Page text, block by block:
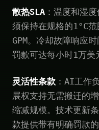
散热SLA ：温度和湿
须保持在规格的1°C
GPM。冷却故障响应
罚款可达每小时1万美
灵活性条款 ：AI工作
展权支持无需搬迁的
缩减规模。技术更新
款提供带有明确罚款的